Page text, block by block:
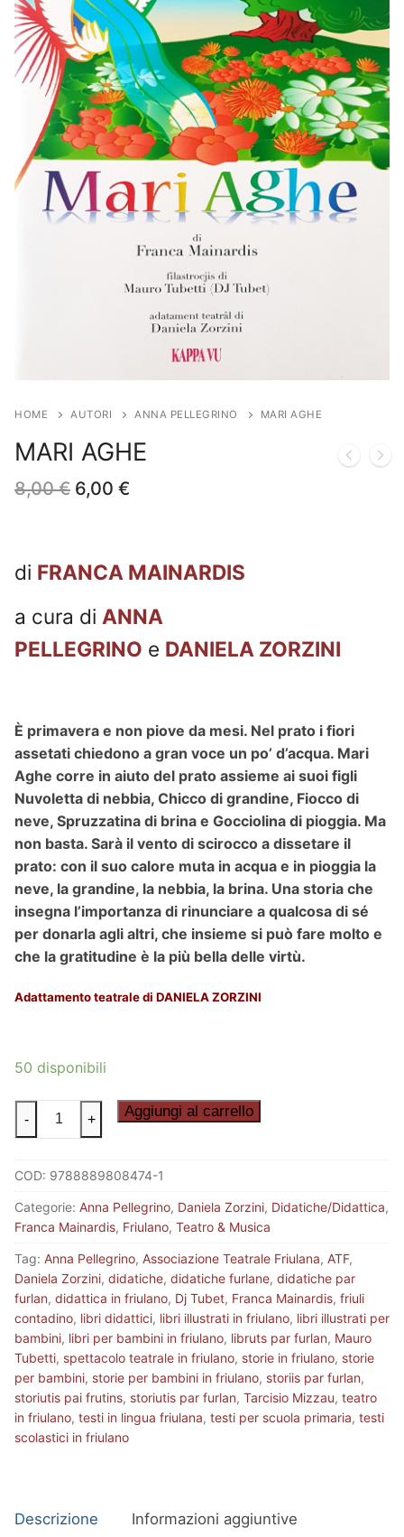
HOME AUTORI ANNA PELLEGRINO MARI AGHE
MARI AGHE
8,00€ Il
prezzo
8,00 €.
6,00 €
6,00 €.
di FRANCA MAINARDIS
a cura di ANNA
PELLEGRINO e DANIELA ZORZINI
È primavera e non piove da mesi. Nel prato i fiori
assetati chiedono a gran voce un po’ d’acqua. Mari
Aghe corre in aiuto del prato assieme ai suoi figli
Nuvoletta di nebbia, Chicco di grandine, Fiocco di
neve, Spruzzatina di brina e Gocciolina di pioggia. Ma
non basta. Sarà il vento di scirocco a dissetare il
prato: con il suo calore muta in acqua e in pioggia la
neve, la grandine, la nebbia, la brina. Una storia che
insegna l’importanza di rinunciare a qualcosa di sé
per donarla agli altri, che insieme si può fare molto e
che la gratitudine è la più bella delle virtù.
Adattamento teatrale di DANIELA ZORZINI
50 disponibili
AGHE
- + Aggiungi al carrello
COD: 9788889808474-1
Categorie: Anna Pellegrino, Daniela Zorzini, Didatiche/Didattica,
Franca Mainardis, Friulano, Teatro & Musica
Tag: Anna Pellegrino, Associazione Teatrale Friulana, ATF,
Daniela Zorzini, didatiche, didatiche furlane, didatiche par
furlan, didattica in friulano, Dj Tubet, Franca Mainardis, friuli
contadino, libri didattici, libri illustrati in friulano, libri illustrati per
bambini, libri per bambini in friulano, libruts par furlan, Mauro
Tubetti, spettacolo teatrale in friulano, storie in friulano, storie
per bambini, storie per bambini in friulano, storiis par furlan,
storiutis pai frutins, storiutis par furlan, Tarcisio Mizzau, teatro
in friulano, testi in lingua friulana, testi per scuola primaria, testi
scolastici in friulano
Descrizione Informazioni aggiuntive